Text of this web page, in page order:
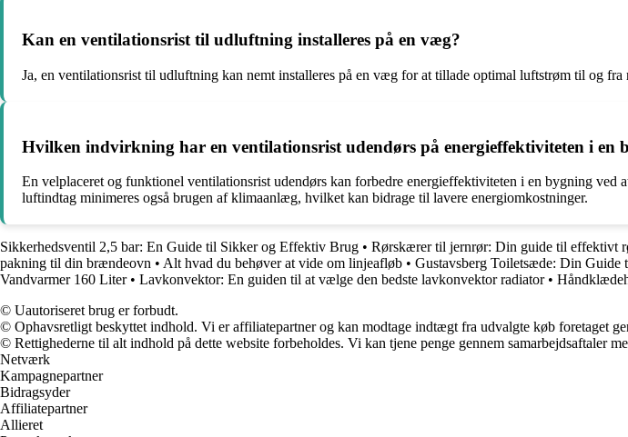
Kan en ventilationsrist til udluftning installeres på en væg?
Ja, en ventilationsrist til udluftning kan nemt installeres på en væg for at tillade optimal luftstrøm til og
Hvilken indvirkning har en ventilationsrist udendørs på energieffektiviteten i en
En velplaceret og funktionel ventilationsrist udendørs kan forbedre energieffektiviteten i en bygning
luftindtag minimeres også brugen af klimaanlæg, hvilket kan bidrage til lavere energiomkostninger.
Sikkerhedsventil 2,5 bar: En Guide til Sikker og Effektiv Brug • Rørskærer til jernrør: Din guide til effektivt
pakning til din brændeovn • Alt hvad du behøver at vide om linjeafløb • Gustavsberg Toiletsæde: Din Guide
Vandvarmer 160 Liter• Lavkonvektor: En guiden til at vælge den bedste lavkonvektor radiator•
© Uautoriseret brug er forbudt.
© Ophavsretligt beskyttet indhold. Vi er affiliatepartner og kan modtage indtægt fra udvalgte køb foretaget
© Rettighederne til alt indhold på dette website forbeholdes. Vi kan tjene penge gennem samarbejdsaftaler
Netværk
Kampagnepartner
Bidragsyder
Affiliatepartner
Allieret